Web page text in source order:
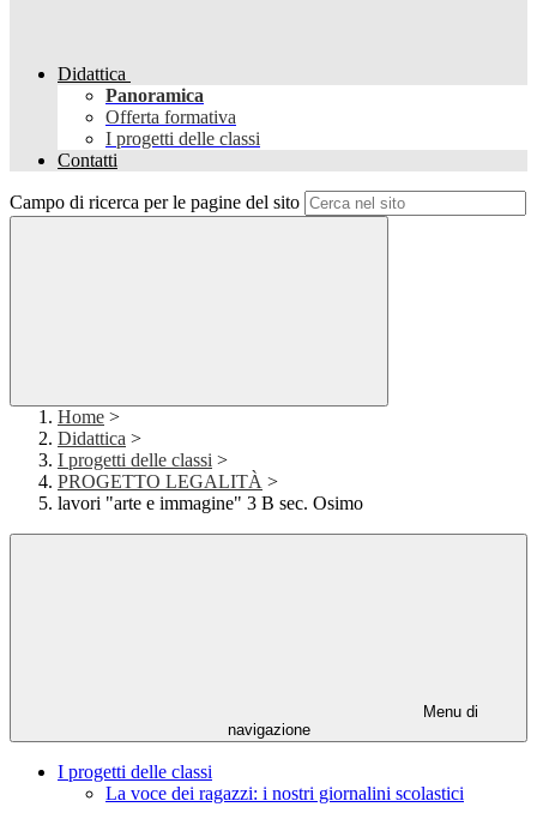
Didattica
Panoramica
Offerta formativa
I progetti delle classi
Contatti
Campo di ricerca per le pagine del sito
Home >
Didattica >
I progetti delle classi >
PROGETTO LEGALITÀ >
lavori "arte e immagine" 3 B sec. Osimo
Menu di
navigazione
I progetti delle classi
La voce dei ragazzi: i nostri giornalini scolastici